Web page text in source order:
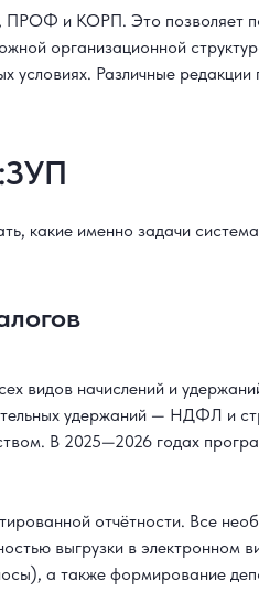
ПРОФ и КОРП. Это
организационной
условиях. Различные
какие именно задачи
видов начислений и
удержаний — НДФЛ и
В 2025—2026 годах
отчётности. Все
выгрузки в
а также формирование